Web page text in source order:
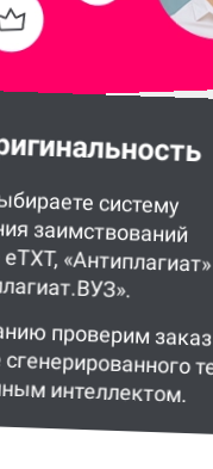
систему
заимствований
«Антиплагиат»
проверим заказ
текста
интеллектом.